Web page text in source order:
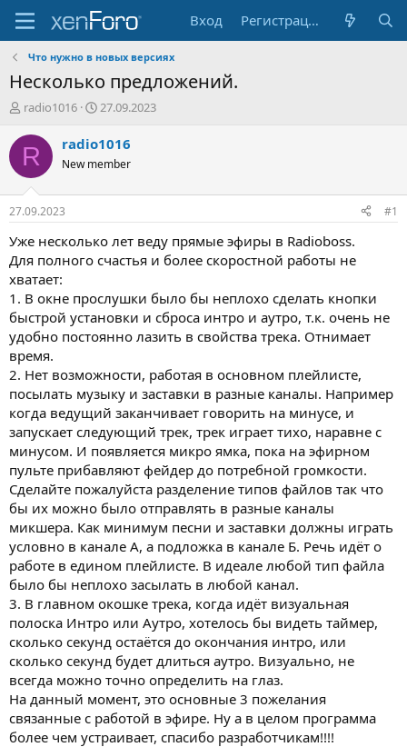
Вход Регистрация
Что нужно в новых версияx
Несколько предложений.
А
т
о
т
е
м
ы
radio1016
Д
т
н
а
л
27.09.2023
R radio1016
New member
27.09.2023 #1
Уже несколько лет веду прямые эфиры в Radioboss.
Для полного счастья и более скоростной работы не
хватает:
1. В окне прослушки было бы неплохо сделать кнопки
быстрой установки и сброса интро и аутро, т.к. очень не
удобно постоянно лазить в свойства трека. Отнимает
время.
2. Нет возможности, работая в основном плейлисте,
посылать музыку и заставки в разные каналы. Например
когда ведущий заканчивает говорить на минусе, и
запускает следующий трек, трек играет тихо, наравне с
минусом. И появляется микро ямка, пока на эфирном
пульте прибавляют фейдер до потребной громкости.
Сделайте пожалуйста разделение типов файлов так что
бы их можно было отправлять в разные каналы
микшера. Как минимум песни и заставки должны играть
условно в канале А, а подложка в канале Б. Речь идёт о
работе в едином плейлисте. В идеале любой тип файла
было бы неплохо засылать в любой канал.
3. В главном окошке трека, когда идёт визуальная
полоска Интро или Аутро, хотелось бы видеть таймер,
сколько секунд остаётся до окончания интро, или
сколько секунд будет длиться аутро. Визуально, не
всегда можно точно определить на глаз.
На данный момент, это основные 3 пожелания
связанные с работой в эфире. Ну а в целом программа
более чем устраивает, спасибо разработчикам!!!!